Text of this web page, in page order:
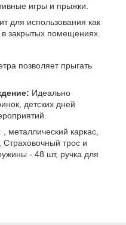
игры и прыжки.
для использования как
закрытых помещениях.
позволяет прыгать
Идеально
детских дней
металлический каркас,
трос и
- 48 шт, ручка для